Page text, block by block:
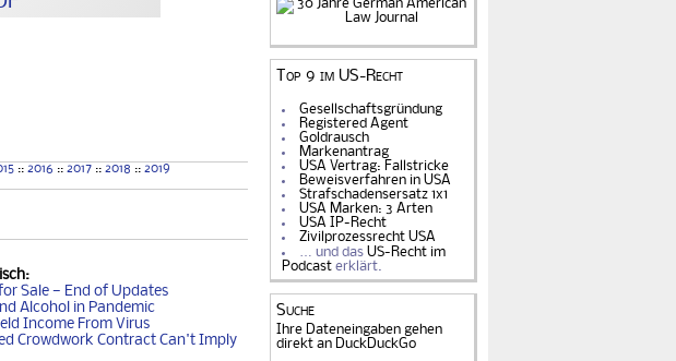
:: 2016 :: 2017 :: 2018 :: 2019
:
Sale — End of Updates
Alcohol in Pandemic
Income From Virus
Crowdwork Contract Can't Imply
Top 9 im US-Recht
Gesellschaftsgründung
Registered Agent
Goldrausch
Markenantrag
USA Vertrag: Fallstricke
Beweisverfahren in USA
Strafschadensersatz 1x1
USA Marken: 3 Arten
USA IP-Recht
Zivilprozessrecht USA
… und dasUS-Recht im
Podcast erklärt.
Suche
Ihre Dateneingaben gehen
direkt an DuckDuckGo